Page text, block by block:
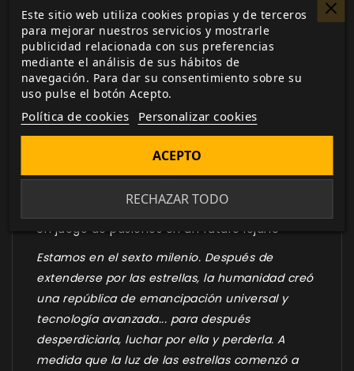
Biblioteca digital
actualizada con todos los juego canjeados
o comprados.
DESCRIPCIÓN ▼
Un juego de pasiones en un futuro lejano
Estamos en el sexto milenio. Después de
extenderse por las estrellas, la humanidad creó
una república de emancipación universal y
tecnología avanzada... para después
desperdiciarla, luchar por ella y perderla. A
medida que la luz de las estrellas comenzó a
Este sitio web utiliza cookies propias y de terceros
para mejorar nuestros servicios y mostrarle
publicidad relacionada con sus preferencias
mediante el análisis de sus hábitos de
navegación. Para dar su consentimiento sobre su
uso pulse el botón Acepto.
Política de cookies Personalizar cookies
RECHAZAR TODO
ACEPTO